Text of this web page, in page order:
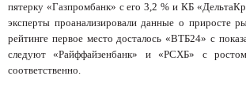
пятерку «Газпромбанк» с его 3,2 % и КБ
эксперты проанализировали данные о приросте
рейтинге первое место досталось «ВТБ24» с
следуют «Райффайзенбанк» и «РСХБ» с
соответственно.